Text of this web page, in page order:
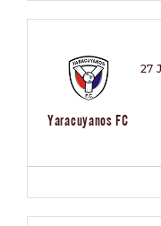
Yaracuyanos FC
27